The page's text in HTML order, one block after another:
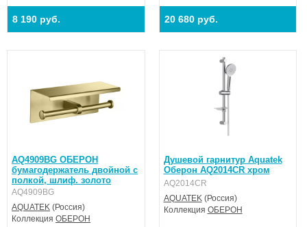
8 190 руб. 20 680 руб.
AQ4909BG ОБЕРОН
бумагодержатель двойной с
полкой, шлиф. золото
AQ4909BG
AQUATEK (Россия)
Коллекция ОБЕРОН
Душевой гарнитур Aquatek
Оберон AQ2014CR хром
AQ2014CR
AQUATEK(Россия)
Коллекция ОБЕРОН